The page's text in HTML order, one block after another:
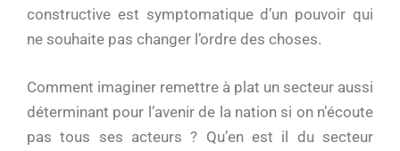
constructive est symptomatique d’un pouvoir qui
ne souhaite pas changer l’ordre des choses.
Comment imaginer remettre à plat un secteur aussi
déterminant pour l’avenir de la nation si on n’écoute
pas tous ses acteurs ? Qu’en est il du secteur